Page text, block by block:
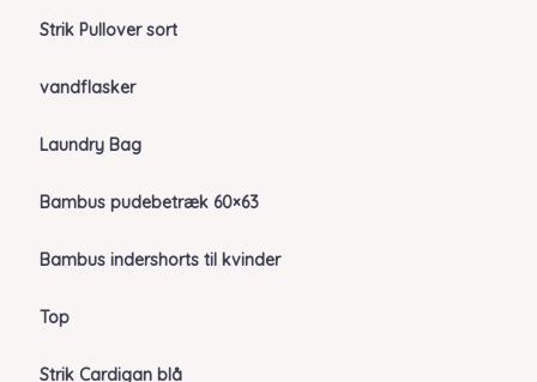
Strik Pullover sort
vandflasker
Laundry Bag
Bambus pudebetræk 60×63
Bambus indershorts til kvinder
Top
Strik Cardigan blå